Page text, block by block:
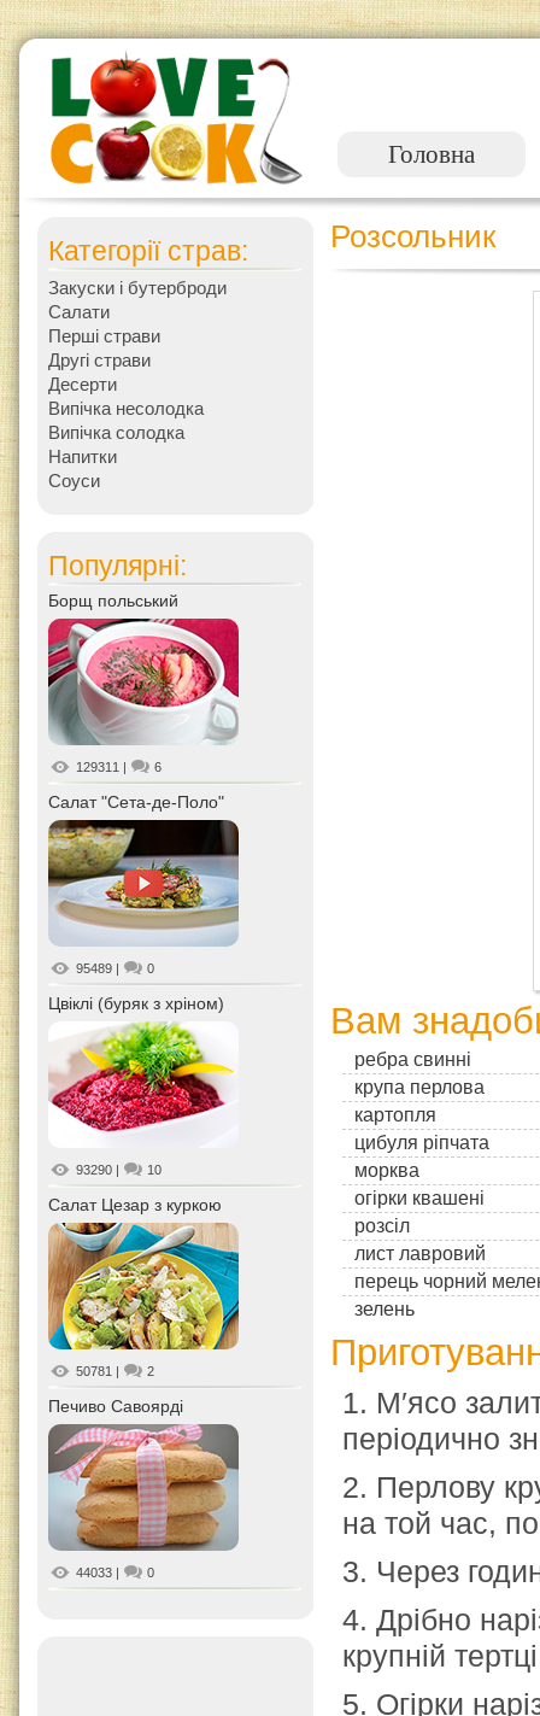
Головна
Категорії страв:
Закуски і бутерброди
Салати
Перші страви
Другі страви
Десерти
Випічка несолодка
Випічка солодка
Напитки
Соуси
Популярні:
Борщ польський
129311 | 6
Салат "Сета-де-Поло"
95489 | 0
Цвіклі (буряк з хріном)
93290 | 10
Салат Цезар з куркою
50781 | 2
Печиво Савоярді
44033 | 0
Розсольник
Вам
ребра свинні
крупа перлова
картопля
цибуля ріпчата
морква
огірки квашені
розсіл
лист лавровий
перець чорний
зелень
1. М′ясо
періодично
2. Перлову
на той час,
3. Через
4. Дрібно
крупній
5. Огірки